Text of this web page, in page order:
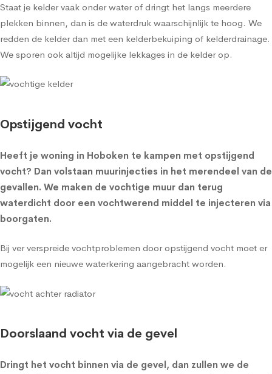
Staat je kelder vaak onder water of dringt het langs meerdere
plekken binnen, dan is de waterdruk waarschijnlijk te hoog. We
redden de kelder dan met een kelderbekuiping of kelderdrainage.
We sporen ook altijd mogelijke lekkages in de kelder op.
Opstijgend vocht
Heeft je woning in Hoboken te kampen met opstijgend
vocht? Dan volstaan muurinjecties in het merendeel van de
gevallen. We maken de vochtige muur dan terug
waterdicht door een vochtwerend middel te injecteren via
boorgaten.
Bij ver verspreide vochtproblemen door opstijgend vocht moet er
mogelijk een nieuwe waterkering aangebracht worden.
Doorslaand vocht via de gevel
Dringt het vocht binnen via de gevel, dan zullen we de